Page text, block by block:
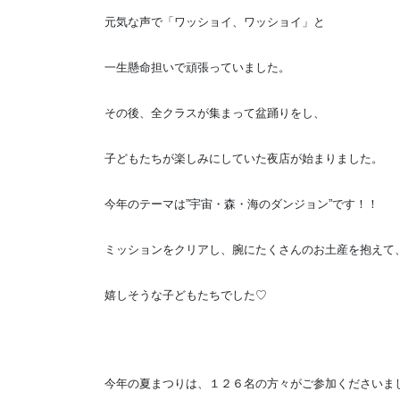
元気な声で「ワッショイ、ワッショイ」と
一生懸命担いで頑張っていました。
その後、全クラスが集まって盆踊りをし、
子どもたちが楽しみにしていた夜店が始まりました。
今年のテーマは”宇宙・森・海のダンジョン”です！！
ミッションをクリアし、腕にたくさんのお土産を抱えて、
嬉しそうな子どもたちでした♡
今年の夏まつりは、１２６名の方々がご参加くださいま